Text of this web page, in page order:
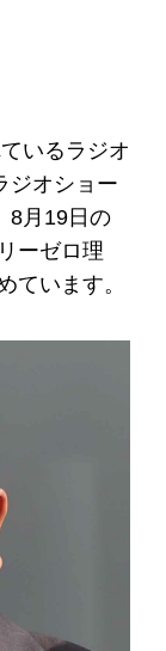
いるラジオ
オショー
8月19日の
ーゼロ理
ています。